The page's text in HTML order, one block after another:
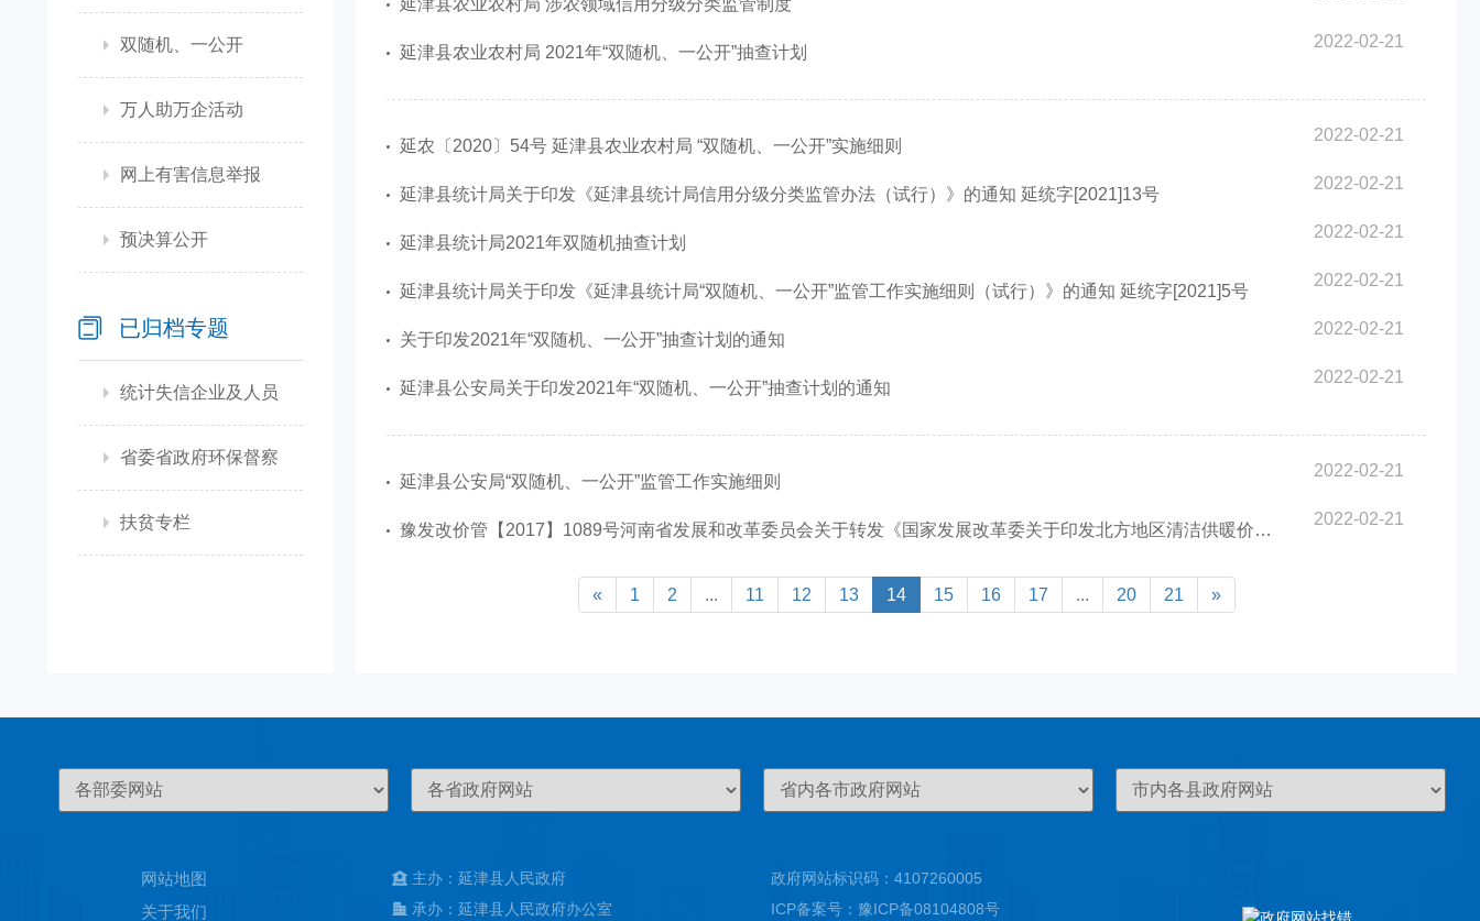
双随机、一公开
万人助万企活动
网上有害信息举报
预决算公开
已归档专题
统计失信企业及人员
省委省政府环保督察
扶贫专栏
延津县农业农村局 涉农领域信用分级分类监管制度
延津县农业农村局 2021年“双随机、一公开”抽查计划
2022-02-21
延农〔2020〕54号 延津县农业农村局 “双随机、一公开”实施细则
2022-02-21
延津县统计局关于印发《延津县统计局信用分级分类监管办法（试行）》的通知 延统字[2021]13号
2022-02-21
延津县统计局2021年双随机抽查计划
2022-02-21
延津县统计局关于印发《延津县统计局“双随机、一公开”监管工作实施细则（试行）》的通知 延统字[2021]5号
2022-02-21
关于印发2021年“双随机、一公开”抽查计划的通知
2022-02-21
延津县公安局关于印发2021年“双随机、一公开”抽查计划的通知
2022-02-21
延津县公安局“双随机、一公开”监管工作实施细则
2022-02-21
豫发改价管【2017】1089号河南省发展和改革委员会关于转发《国家发展改革委关于印发北方地区清洁供暖价格政策意见的通知》的通知
2022-02-21
« 1 2 ... 11 12 13 14 15 16 17 ... 20 21 »
网站地图
关于我们
主办：延津县人民政府
承办：延津县人民政府办公室
政府网站标识码：4107260005
ICP备案号： 豫ICP备08104808号